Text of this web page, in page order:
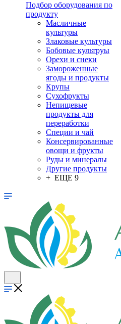
Подбор оборудования по
продукту
Масличные
культуры
Злаковые культуры
Бобовые культруы
Орехи и снеки
Замороженные
ягоды и продукты
Крупы
Сухофрукты
Непищевые
продукты для
переработки
Специи и чай
Консервированные
овощи и фрукты
Руды и минералы
Другие продукты
+ ЕЩЕ 9